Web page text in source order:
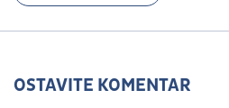
OSTAVITE KOMENTAR